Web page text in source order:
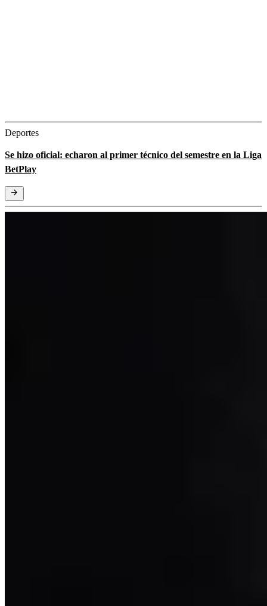
Deportes
Se hizo oficial: echaron al primer técnico del semestre en la Liga
BetPlay